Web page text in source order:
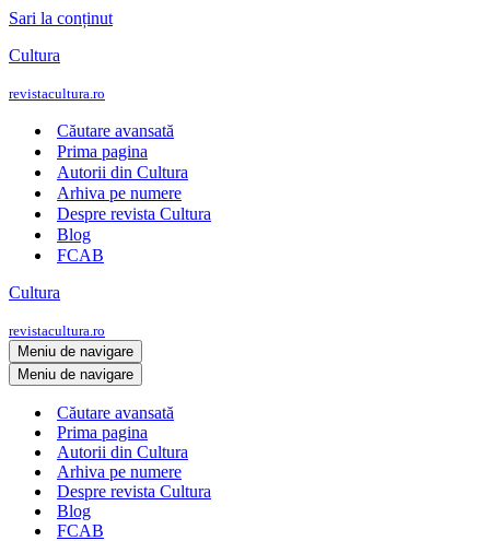
Sari la conținut
Cultura
revistacultura.ro
Căutare avansată
Prima pagina
Autorii din Cultura
Arhiva pe numere
Despre revista Cultura
Blog
FCAB
Cultura
revistacultura.ro
Meniu de navigare
Meniu de navigare
Căutare avansată
Prima pagina
Autorii din Cultura
Arhiva pe numere
Despre revista Cultura
Blog
FCAB